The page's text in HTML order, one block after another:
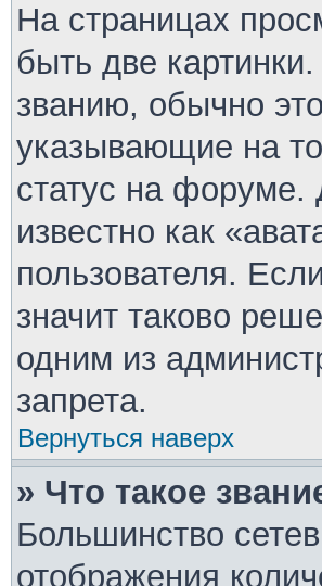
На страницах
быть две
званию, обычно
указывающие на
статус на форуме.
известно как
пользователя.
значит таково
одним из
запрета.
Вернуться наверх
» Что такое
Большинство
отображения